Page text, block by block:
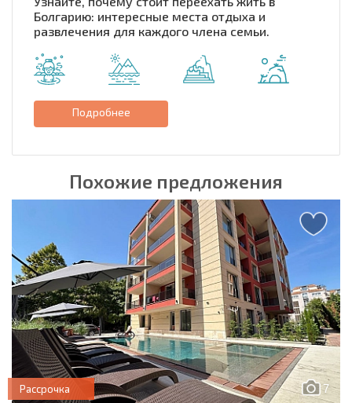
Болгарию: интересные места отдыха и
развлечения для каждого члена семьи.
Подробнее
Похожие предложения
7
Рассрочка